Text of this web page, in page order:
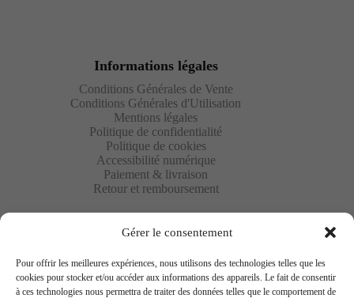
Gérer le consentement
Pour offrir les meilleures expériences, nous utilisons des technologies telles que les
cookies pour stocker et/ou accéder aux informations des appareils. Le fait de consentir
à ces technologies nous permettra de traiter des données telles que le comportement de
Informations légales
Conditions Générales de Vente
Conditions Générales d'Utilisation
Mentions légales
Politique de confidentialité
Politique de cookies
Accessibilité numérique
Paiement & livraison
Retour et remboursement